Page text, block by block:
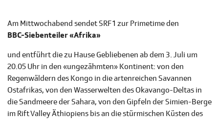
Am Mittwochabend sendet SRF 1 zur Primetime den
BBC-Siebenteiler «Afrika»
und entführt die zu Hause Gebliebenen ab dem 3. Juli um
20.05 Uhr in den «ungezähmten» Kontinent: von den
Regenwäldern des Kongo in die artenreichen Savannen
Ostafrikas, von den Wasserwelten des Okavango-Deltas in
die Sandmeere der Sahara, von den Gipfeln der Simien-Berge
im Rift Valley Äthiopiens bis an die stürmischen Küsten des